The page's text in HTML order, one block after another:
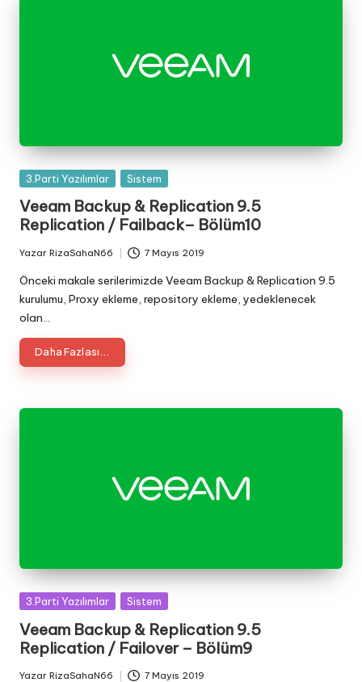
Posted
3.Parti Yazılımlar Sistem
Veeam Backup & Replication 9.5
Replication / Failback– Bölüm10
by
Yazar RizaSahaN66 7 Mayıs 2019
Önceki makale serilerimizde Veeam Backup & Replication 9.5
kurulumu, Proxy ekleme, repository ekleme, yedeklenecek
olan…
Daha Fazlası...
Posted
3.Parti Yazılımlar Sistem
Veeam Backup & Replication 9.5
Replication / Failover – Bölüm9
Yazar RizaSahaN66 7 Mayıs 2019